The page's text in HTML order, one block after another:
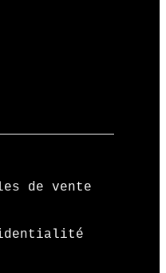
de vente